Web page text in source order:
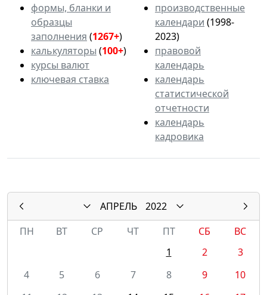
формы, бланки и
образцы
заполнения (1267+)
калькуляторы (100+)
курсы валют
ключевая ставка
производственные
календари (1998-
2023)
правовой
календарь
календарь
статистической
отчетности
календарь
кадровика
АПРЕЛЬ
2022
ПН
ВТ СР ЧТ ПТ СБ
ВС
1
2
3
4
5 6 7 8 9
10